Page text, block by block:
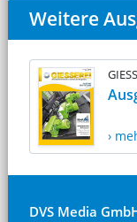
Weitere
›
DVS Media